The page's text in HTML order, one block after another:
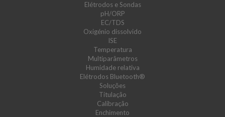
Elétrodos e Sondas
pH/ORP
EC/TDS
Oxigénio dissolvido
ISE
Temperatura
Multiparâmetros
Humidade relativa
Elétrodos Bluetooth®
Soluções
Titulação
Calibração
Enchimento